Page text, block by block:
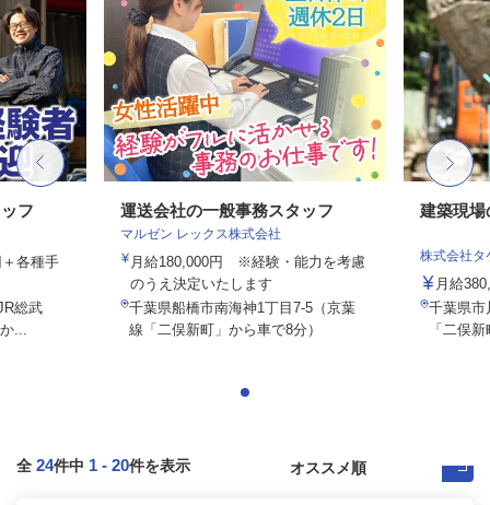
フ
各種手
総武
...
運送会社の一般事務スタッフ
マルゼン レックス株式会社
月給180,000円 ※経験・能力を考慮
のうえ決定いたします
千葉県船橋市南海神1丁目7-5（京葉
線「二俣新町」から車で8分）
建築現場
株式会社タ
月給
千葉県市
「二俣
全 24件中 1 - 20件を表示